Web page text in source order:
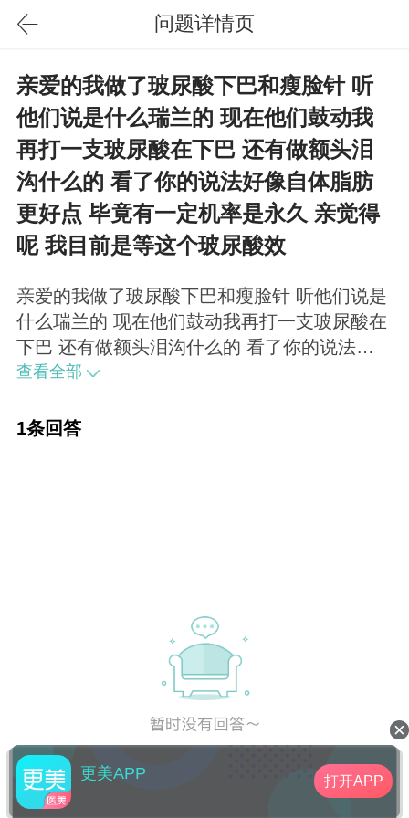
问题详情页
亲爱的我做了玻尿酸下巴和瘦脸针 听
他们说是什么瑞兰的 现在他们鼓动我
再打一支玻尿酸在下巴 还有做额头泪
沟什么的 看了你的说法好像自体脂肪
更好点 毕竟有一定机率是永久 亲觉得
呢 我目前是等这个玻尿酸效
亲爱的我做了玻尿酸下巴和瘦脸针 听他们说是
什么瑞兰的 现在他们鼓动我再打一支玻尿酸在
下巴 还有做额头泪沟什么的 看了你的说法好
像自体脂肪更好点 毕竟有一定机率是永久 亲
脂肪还是继续听他们的用玻尿酸打泪沟？瑞蓝
查看全部
1条回答
更美APP 打开APP